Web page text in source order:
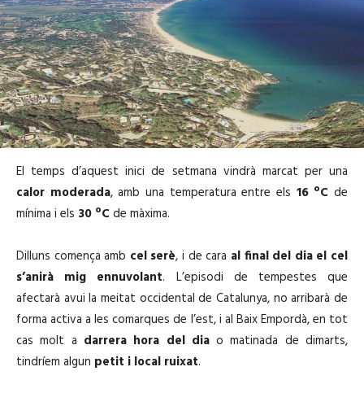
El temps d’aquest inici de setmana vindrà marcat per una
calor moderada, amb una temperatura entre els 16 ºC de
mínima i els 30 ºC de màxima.
Dilluns comença amb cel serè, i de cara al final del dia el cel
s’anirà mig ennuvolant. L’episodi de tempestes que
afectarà avui la meitat occidental de Catalunya, no arribarà de
forma activa a les comarques de l’est, i al Baix Empordà, en tot
cas molt a darrera hora del diao matinada de dimarts,
tindríem algun petit i local ruixat.